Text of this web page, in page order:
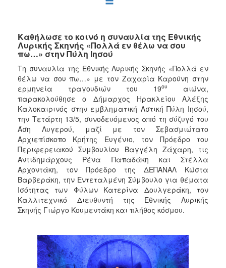
ΕΠΙΣΚΕΠΤΗΣ
ΗΡΑΚΛΕΙΟ
Καθήλωσε το κοινό η συναυλία της Εθνικής
Λυρικής Σκηνής «Πολλά εν θέλω να σου
πω…» στην Πύλη Ιησού
Τη συναυλία της Εθνικής Λυρικής Σκηνής «Πολλά εν
θέλω να σου πω…» με τον Ζαχαρία Καρούνη στην
ερμηνεία τραγουδιών του 19ου
αιώνα,
παρακολούθησε ο Δήμαρχος Ηρακλείου Αλέξης
Καλοκαιρινός στην εμβληματική Αστική Πύλη Ιησού,
την Τετάρτη 13/5, συνοδευόμενος από τη σύζυγό του
Άση Λυγερού, μαζί με τον Σεβασμιώτατο
Αρχιεπίσκοπο Κρήτης Ευγένιο, τον Πρόεδρο του
Περιφερειακού Συμβουλίου Βαγγέλη Ζάχαρη, τις
Αντιδημάρχους Ρένα Παπαδάκη και Στέλλα
Αρχοντάκη, τον Πρόεδρο της ΔΕΠΑΝΑΛ Κώστα
Βαρβεράκη, την Εντεταλμένη Σύμβουλο για θέματα
Ισότητας των Φύλων Κατερίνα Δουλγεράκη, τον
Καλλιτεχνικό Διευθυντή της Εθνικής Λυρικής
Σκηνής Γιώργο Κουμεντάκη και πλήθος κόσμου.